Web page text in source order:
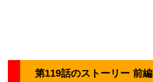
第119話のストーリー 前編